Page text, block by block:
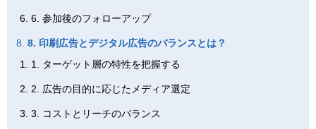
6. 参加後のフォローアップ
8. 印刷広告とデジタル広告のバランスとは？
1. ターゲット層の特性を把握する
2. 広告の目的に応じたメディア選定
3. コストとリーチのバランス